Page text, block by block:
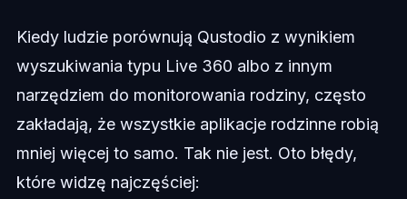
Kiedy ludzie porównują Qustodio z wynikiem
wyszukiwania typu Live 360 albo z innym
narzędziem do monitorowania rodziny, często
zakładają, że wszystkie aplikacje rodzinne robią
mniej więcej to samo. Tak nie jest. Oto błędy,
które widzę najczęściej: